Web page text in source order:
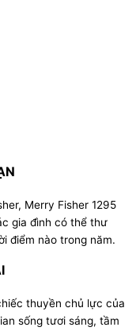
Merry Fisher 1295
gia đình có thể thư
điểm nào trong năm.
thuyền chủ lực của
sống tươi sáng, tầm